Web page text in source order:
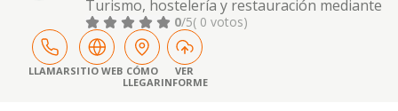
Turismo, hostelería y restauración mediante
establecimiento de turismo rural abierto al
público
0/5( 0 votos)
LLAMARSITIO WEB CÓMO
LLEGAR
VER
INFORME